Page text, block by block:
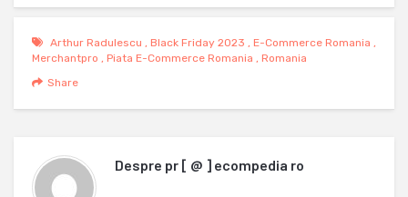
Arthur Radulescu , Black Friday 2023 , E-Commerce Romania ,
Merchantpro , Piata E-Commerce Romania , Romania
Share
Despre pr [ @ ] ecompedia ro